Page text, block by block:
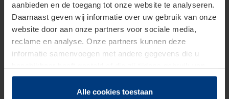
aanbieden en de toegang tot onze website te analyseren.
Daarnaast geven wij informatie over uw gebruik van onze
website door aan onze partners voor sociale media,
reclame en analyse. Onze partners kunnen deze
informatie samenvoegen met andere gegevens die u
hun diensten hebben verzameld.
Juridisch hebben wij het recht om cookies op uw
Alle cookies toestaan